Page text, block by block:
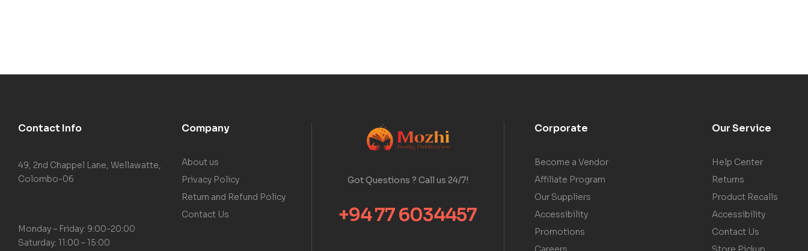
Contact Info
49, 2nd Chappel Lane, Wellawatte,
Colombo-06
Monday – Friday: 9:00-20:00
Saturday: 11:00 – 15:00
Company
About us
Privacy Policy
Return and Refund Policy
Contact Us
Got Questions ? Call us 24/7!
+94 77 6034457
Corporate
Become a Vendor
Affiliate Program
Our Suppliers
Accessibility
Promotions
Our Service
Help Center
Returns
Product Recalls
Accessibility
Contact Us